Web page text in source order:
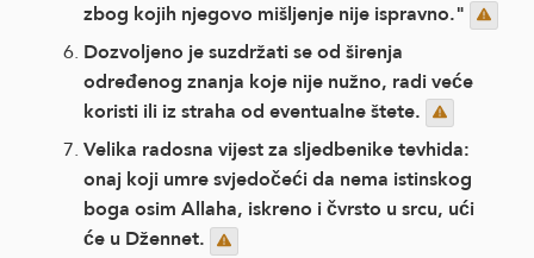
zbog kojih njegovo mišljenje nije ispravno."
Dozvoljeno je suzdržati se od širenja
određenog znanja koje nije nužno, radi veće
koristi ili iz straha od eventualne štete.
Velika radosna vijest za sljedbenike tevhida:
onaj koji umre svjedočeći da nema istinskog
boga osim Allaha, iskreno i čvrsto u srcu, ući
će u Džennet.